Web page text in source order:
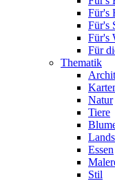
Für's
Für's
Für's
Für
Thematik
Natur
Tiere
Essen
Stil